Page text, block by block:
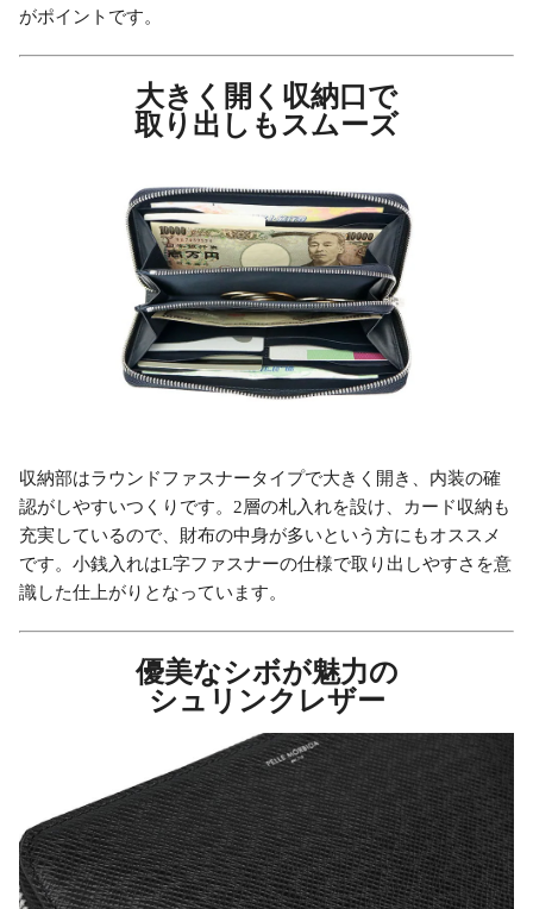
がポイントです。
大きく開く収納口で
取り出しもスムーズ
収納部はラウンドファスナータイプで大きく開き、内装の確
認がしやすいつくりです。2層の札入れを設け、カード収納も
充実しているので、財布の中身が多いという方にもオススメ
です。小銭入れはL字ファスナーの仕様で取り出しやすさを意
識した仕上がりとなっています。
優美なシボが魅力の
シュリンクレザー